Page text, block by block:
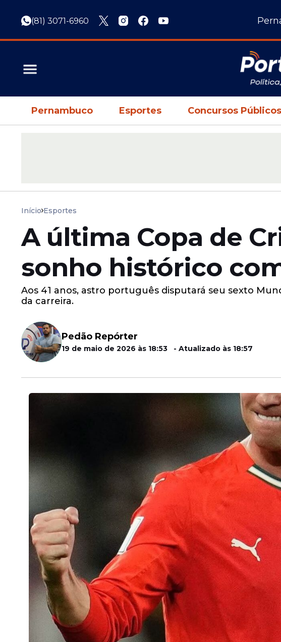
(81) 3071-6960
Pernambuco Esportes Concursos Públicos
Início Esportes
A última Copa de
sonho histórico
Aos 41 anos, astro português disputará seu sexto
da carreira.
Pedão Repórter
19 de maio de 2026 às 18:53 - Atualizado às 18:57